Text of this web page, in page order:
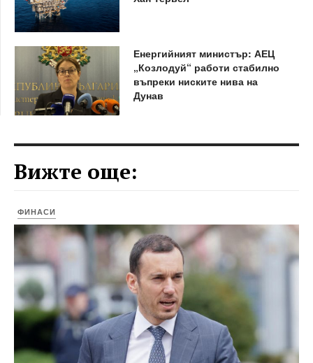
Енергийният министър: АЕЦ
„Козлодуй“ работи стабилно
въпреки ниските нива на
Дунав
Вижте още:
ФИНАСИ